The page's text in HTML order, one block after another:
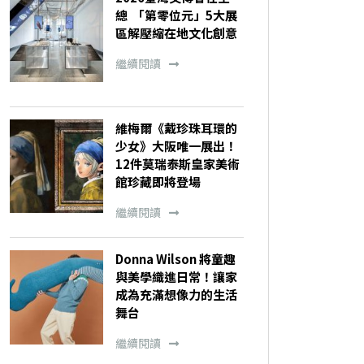
總 「第零位元」5大展
區解壓縮在地文化創意
繼續閱讀
維梅爾《戴珍珠耳環的
少女》大阪唯一展出！
12件莫瑞泰斯皇家美術
館珍藏即將登場
繼續閱讀
Donna Wilson 將童趣
與美學織進日常！讓家
成為充滿想像力的生活
舞台
繼續閱讀